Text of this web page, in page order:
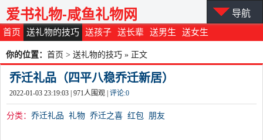
首页 送礼物的技巧 送孩子 送长辈 送男生 送女生
爱书礼物-咸鱼礼物网 导航
你的位置： 首页 > 送礼物的技巧 » 正文
乔迁礼品（四平八稳乔迁新居）
2022-01-03 23:19:03 | 971人围观 | 评论:0
分类： 乔迁礼品 礼物 乔迁之喜 红包 朋友